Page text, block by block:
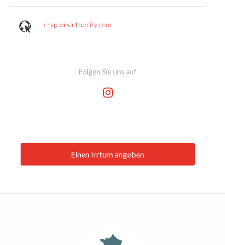
cryptorsinthecity.com
Folgen Sie uns auf
Einen Irrtum angeben